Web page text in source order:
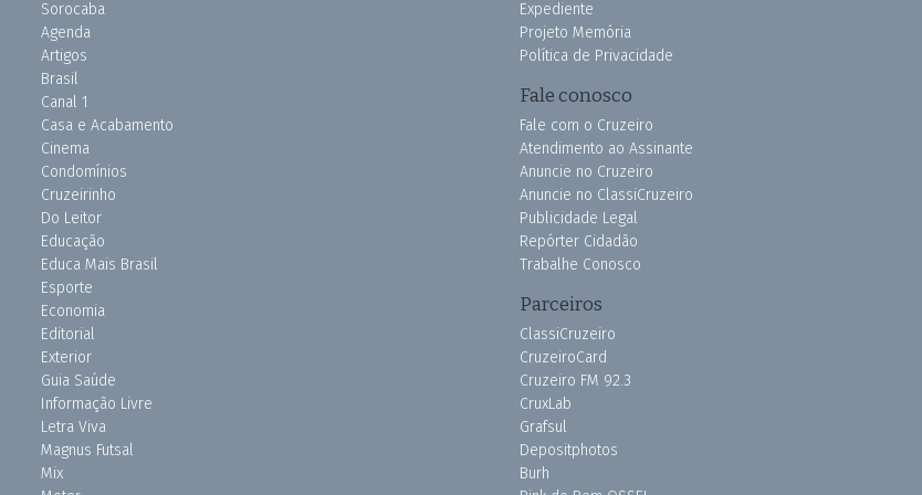
Sorocaba
Agenda
Artigos
Brasil
Canal 1
Casa e Acabamento
Cinema
Condomínios
Cruzeirinho
Do Leitor
Educação
Educa Mais Brasil
Esporte
Economia
Editorial
Exterior
Guia Saúde
Informação Livre
Letra Viva
Magnus Futsal
Mix
Expediente
Projeto Memória
Política de Privacidade
Fale conosco
Fale com o Cruzeiro
Atendimento ao Assinante
Anuncie no Cruzeiro
Anuncie no ClassiCruzeiro
Publicidade Legal
Repórter Cidadão
Trabalhe Conosco
Parceiros
ClassiCruzeiro
CruzeiroCard
Cruzeiro FM 92.3
CruxLab
Grafsul
Depositphotos
Burh